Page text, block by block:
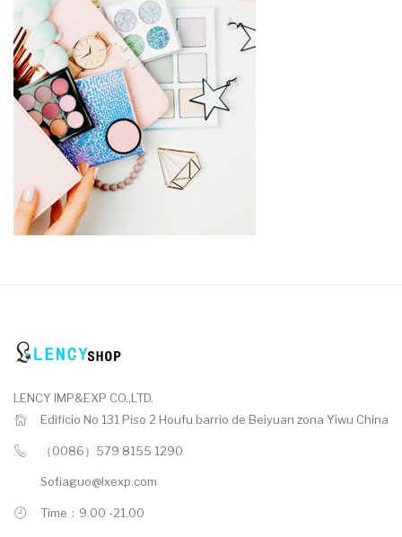
LENCY IMP&EXP CO.,LTD.
Edificio No 131 Piso 2 Houfu barrio de Beiyuan zona Yiwu China
（0086）579 8155 1290
Sofiaguo@lxexp.com
Time：9.00 -21.00